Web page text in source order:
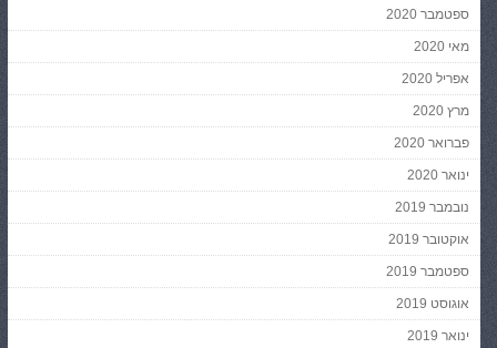
ספטמבר 2020
מאי 2020
אפריל 2020
מרץ 2020
פברואר 2020
ינואר 2020
נובמבר 2019
אוקטובר 2019
ספטמבר 2019
אוגוסט 2019
ינואר 2019